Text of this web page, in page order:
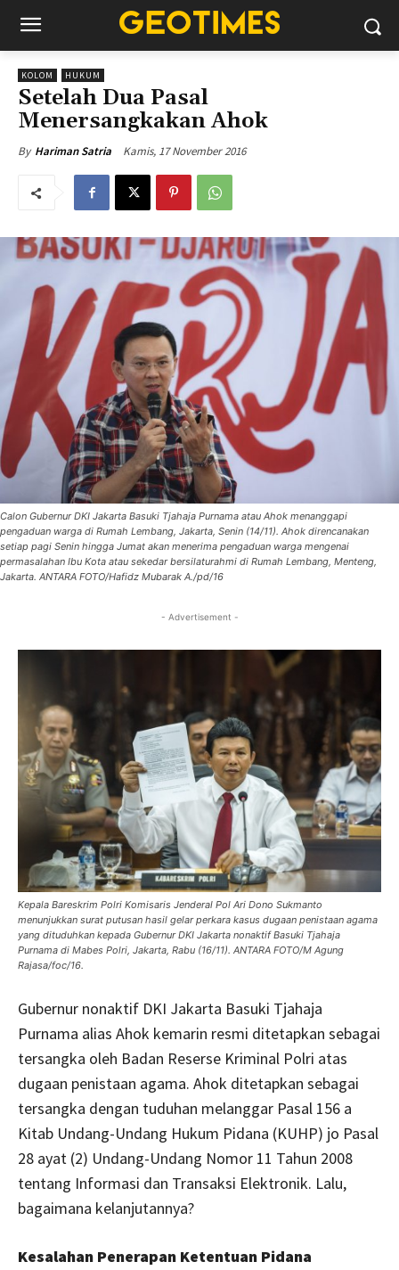
KOLOM HUKUM
Setelah Dua Pasal
Menersangkakan Ahok
By Hariman Satria Kamis, 17 November 2016
Calon Gubernur DKI Jakarta Basuki Tjahaja Purnama atau Ahok menanggapi
pengaduan warga di Rumah Lembang, Jakarta, Senin (14/11). Ahok direncanakan
setiap pagi Senin hingga Jumat akan menerima pengaduan warga mengenai
permasalahan Ibu Kota atau sekedar bersilaturahmi di Rumah Lembang, Menteng,
Jakarta. ANTARA FOTO/Hafidz Mubarak A./pd/16
- Advertisement -
Kepala Bareskrim Polri Komisaris Jenderal Pol Ari Dono Sukmanto
menunjukkan surat putusan hasil gelar perkara kasus dugaan penistaan agama
yang dituduhkan kepada Gubernur DKI Jakarta nonaktif Basuki Tjahaja
Purnama di Mabes Polri, Jakarta, Rabu (16/11). ANTARA FOTO/M Agung
Rajasa/foc/16.
Gubernur nonaktif DKI Jakarta Basuki Tjahaja
Purnama alias Ahok kemarin resmi ditetapkan sebagai
tersangka oleh Badan Reserse Kriminal Polri atas
dugaan penistaan agama. Ahok ditetapkan sebagai
tersangka dengan tuduhan melanggar Pasal 156 a
Kitab Undang-Undang Hukum Pidana (KUHP) jo Pasal
28 ayat (2) Undang-Undang Nomor 11 Tahun 2008
tentang Informasi dan Transaksi Elektronik. Lalu,
bagaimana kelanjutannya?
Kesalahan Penerapan Ketentuan Pidana